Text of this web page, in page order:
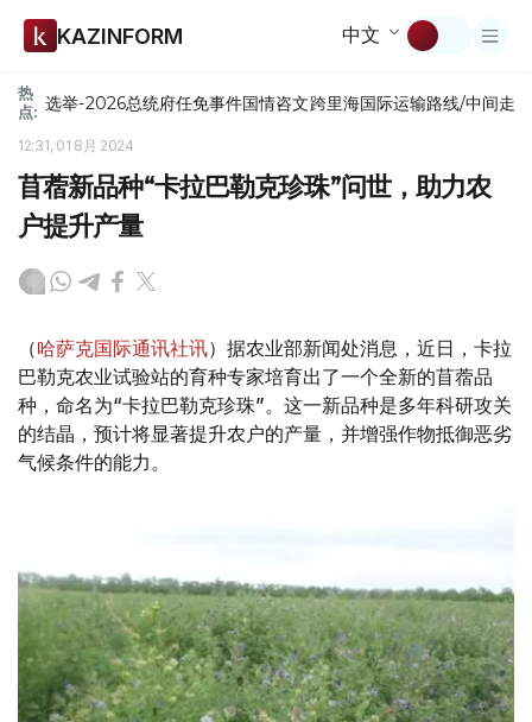
KAZINFORM 中文
热
点: 选举-2026总统府任免事件国情咨文跨里海国际运输路线/中间走廊
12:31, 01 8月 2024
苜蓿新品种“卡拉巴勒克珍珠”问世，助力农
户提升产量
（哈萨克国际通讯社讯）据农业部新闻处消息，近日，卡拉
巴勒克农业试验站的育种专家培育出了一个全新的苜蓿品
种，命名为“卡拉巴勒克珍珠”。这一新品种是多年科研攻关
的结晶，预计将显著提升农户的产量，并增强作物抵御恶劣
气候条件的能力。